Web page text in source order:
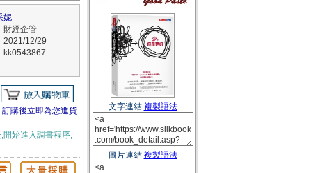
妮
財經企管
2021/12/29
kk0543867
訂購後立即為您進貨
開始進入調書程序,
文字連結 複製語法
圖片連結 複製語法